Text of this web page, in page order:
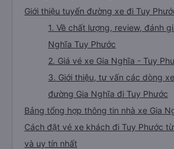
Giới thiệu tuyến đường xe đi Tuy
1. Về chất lượng, review, đánh
Nghĩa Tuy Phước
2. Giá vé xe Gia Nghĩa - Tuy
3. Giới thiệu, tư vấn các dòng
đường Gia Nghĩa đi Tuy Phước
Bảng tổng hợp thông tin nhà xe Gia
Cách đặt vé xe khách đi Tuy Phước
và uy tín nhất